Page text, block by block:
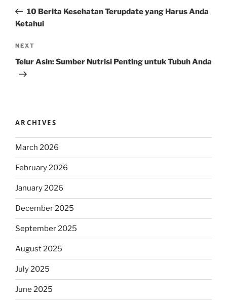
Post10 Berita Kesehatan Terupdate yang Harus Anda
Ketahui
Next
Post
NEXT
Telur Asin: Sumber Nutrisi Penting untuk Tubuh Anda
ARCHIVES
March 2026
February 2026
January 2026
December 2025
September 2025
August 2025
July 2025
June 2025